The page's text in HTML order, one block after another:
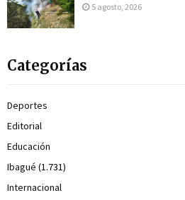
5 agosto, 2026
Categorías
Deportes
Editorial
Educación
Ibagué (1.731)
Internacional